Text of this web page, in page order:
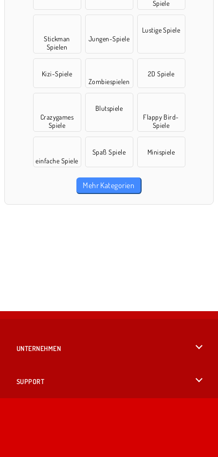
Spiele
Stickman
Spielen
Jungen-Spiele
Lustige Spiele
Kizi-Spiele
Zombiespielen
2D Spiele
Crazygames
Spiele
Blutspiele
Flappy Bird-
Spiele
einfache Spiele
Spaß Spiele Minispiele
Mehr Kategorien
UNTERNEHMEN
SUPPORT